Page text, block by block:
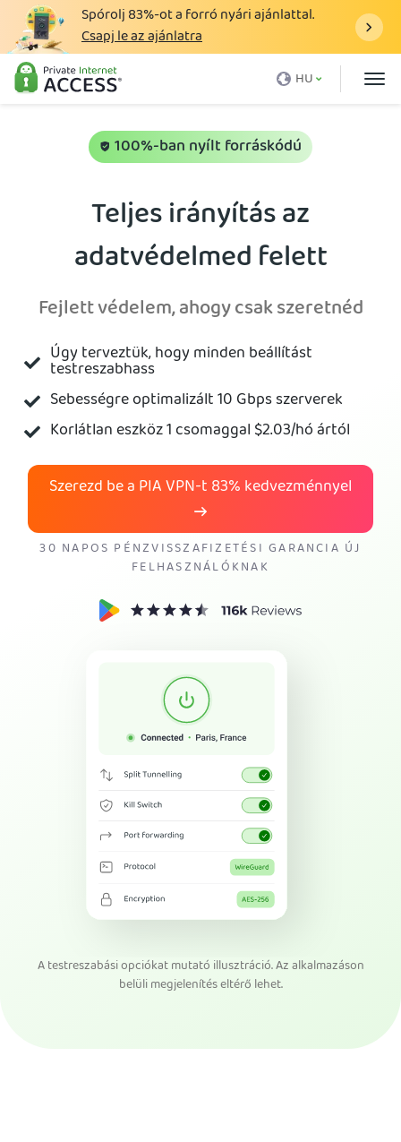
Spórolj83%-ot a forró nyári ajánlattal.
Csapj le az ajánlatra
HU
Mi az a VPN?
VPN letöltése
VPN Szerver
Támogatás
Bejelentkezés
A PIA VPN megvásárlása
100%-ban nyílt forráskódú
Teljes irányítás az
adatvédelmed felett
Fejlett védelem, ahogy csak szeretnéd
Úgy terveztük, hogy minden beállítást
testreszabhass
Sebességre optimalizált 10 Gbps szerverek
Korlátlan eszköz 1 csomaggal$2.03/hó ártól
Szerezd be a PIA VPN-t83%kedvezménnyel
30 NAPOS PÉNZVISSZAFIZETÉSI GARANCIA ÚJ
FELHASZNÁLÓKNAK
A testreszabási opciókat mutató illusztráció. Az alkalmazáson
belüli megjelenítés eltérő lehet.